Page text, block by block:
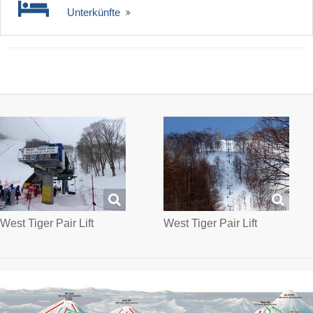
Unterkünfte
West Tiger Pair Lift West Tiger Pair Lift